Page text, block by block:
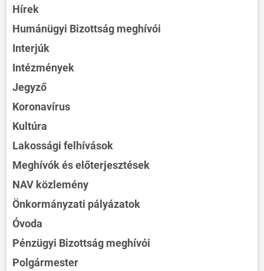
Hírek
Humánügyi Bizottság meghívói
Interjúk
Intézmények
Jegyző
Koronavírus
Kultúra
Lakossági felhívások
Meghívók és előterjesztések
NAV közlemény
Önkormányzati pályázatok
Óvoda
Pénzügyi Bizottság meghívói
Polgármester